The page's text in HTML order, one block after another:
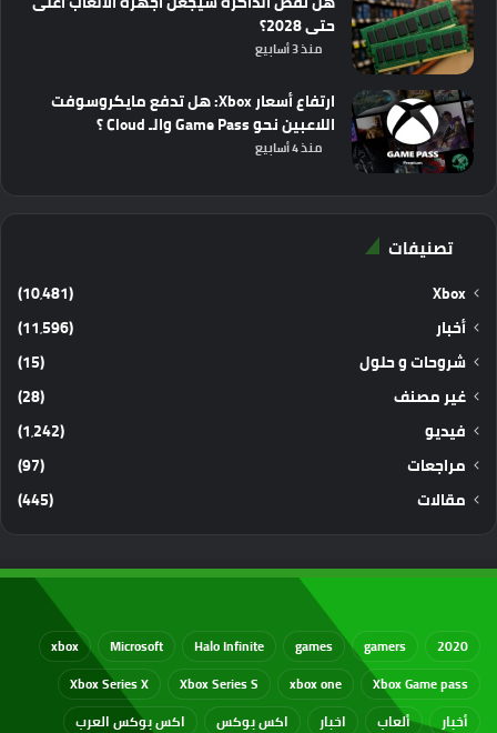
حتى 2028؟
منذ 3 أسابيع
ارتفاع أسعار Xbox: هل تدفع مايكروسوفت
اللاعبين نحو Game Pass والـ Cloud ؟
منذ 4 أسابيع
تصنيفات
Xbox
(10٬481)
أخبار
(11٬596)
شروحات و حلول
(15)
غير مصنف
(28)
فيديو
(1٬242)
مراجعات
(97)
مقالات
(445)
2020
gamers
games
Halo Infinite
Microsoft
xbox
Xbox Game pass
xbox one
Xbox Series S
Xbox Series X
أخبار
ألعاب اخبار اكس بوكس
اكس بوكس العرب